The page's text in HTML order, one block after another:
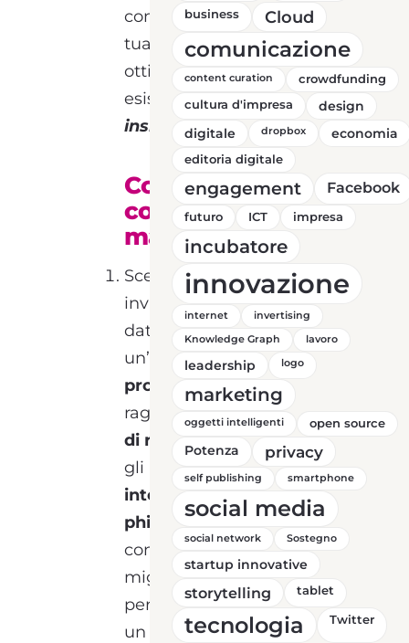
compiere per creare la
tua mailing list o
ottimizzare quella già
esistente, vediamoli
insieme!
Come si
costruisce una
mailing list
Scegli la piattaforma di
invio con opzione di
database illimitato:
un’ infrastruttura
professionale
consente di
raggiungere elevati tassi
di recapito
gli invii
da eventuali
interferenze spam e
phishing , con
conseguente
miglioramento delle
performance.Inoltre, con
un database illimitato si
business Cloud
comunicazione
content curation
crowdfunding
cultura d'impresa
design
digitale
dropbox economia
editoria digitale
engagement Facebook
futuro ICT impresa
incubatore
innovazione
internet
invertising
Knowledge Graph
lavoro
leadership logo
marketing
oggetti intelligenti open source
Potenza privacy
self publishing smartphone
social media
social network Sostegno
startup innovative
storytelling tablet
tecnologia Twitter